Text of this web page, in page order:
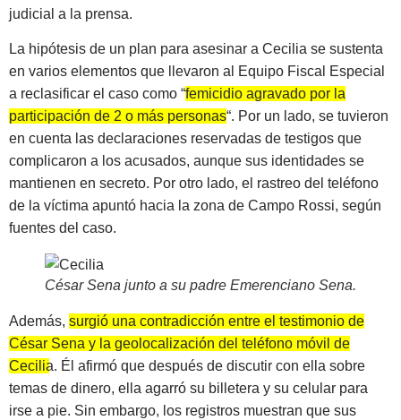
judicial a la prensa.
La hipótesis de un plan para asesinar a Cecilia se sustenta
en varios elementos que llevaron al Equipo Fiscal Especial
a reclasificar el caso como “femicidio agravado por la
participación de 2 o más personas“. Por un lado, se tuvieron
en cuenta las declaraciones reservadas de testigos que
complicaron a los acusados, aunque sus identidades se
mantienen en secreto. Por otro lado, el rastreo del teléfono
de la víctima apuntó hacia la zona de Campo Rossi, según
fuentes del caso.
César Sena junto a su padre Emerenciano Sena.
Además, surgió una contradicción entre el testimonio de
César Sena y la geolocalización del teléfono móvil de
Cecilia. Él afirmó que después de discutir con ella sobre
temas de dinero, ella agarró su billetera y su celular para
irse a pie. Sin embargo, los registros muestran que sus